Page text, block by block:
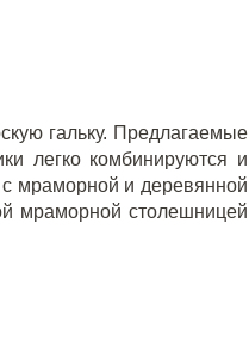
гальку. Предлагаемые
легко комбинируются и
с мраморной и деревянной
мраморной столешницей